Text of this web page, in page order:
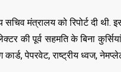
मंत्रालय को रिपोर्ट दी थी.
पूर्व सहमति के बिना
पेपरवेट, राष्ट्रीय ध्वज,